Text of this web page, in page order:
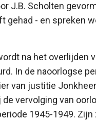
J.B. Scholten
gehad - en spreken
na het overlijden
In de naoorlogse
van justitie
vervolging van
1945-1949. Zijn